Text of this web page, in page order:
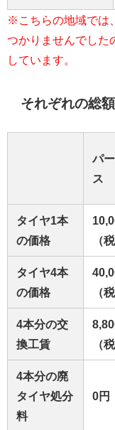
※こちらの地域では
つかりませんでした
しています。
それぞれの総
パ
ス
タイヤ1本
の価格
（
タイヤ4本
の価格
（
4本分の交
換工賃
（
4本分の廃
タイヤ処分
料
0円